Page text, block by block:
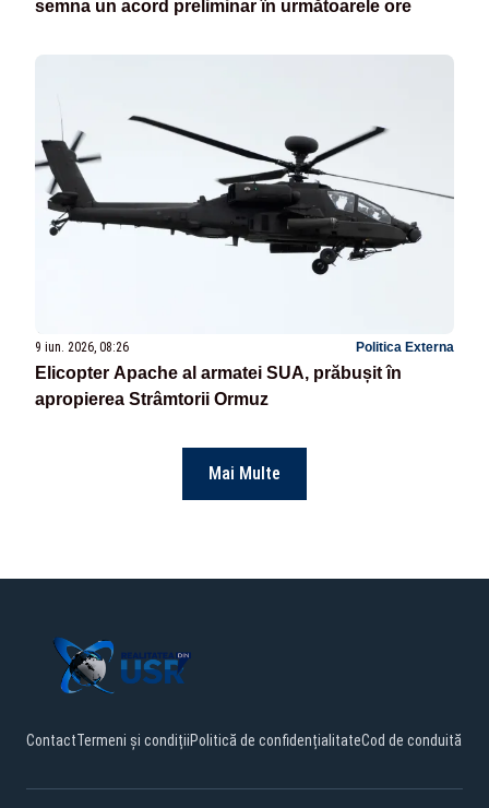
semna un acord preliminar în următoarele ore
9 iun. 2026, 08:26 Politica Externa
Elicopter Apache al armatei SUA, prăbușit în
apropierea Strâmtorii Ormuz
Mai Multe
ContactTermeni și condițiiPolitică de confidențialitateCod de conduită